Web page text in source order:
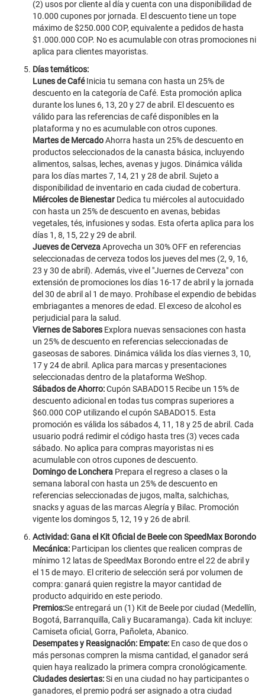
(2) usos por cliente al día y cuenta con una disponibilidad de
10.000 cupones por jornada. El descuento tiene un tope
máximo de $250.000 COP, equivalente a pedidos de hasta
$1.000.000 COP. No es acumulable con otras promociones ni
aplica para clientes mayoristas.
Días temáticos:
Lunes de CaféInicia tu semana con hasta un 25% de
descuento en la categoría de Café. Esta promoción aplica
durante los lunes 6, 13, 20 y 27 de abril. El descuento es
válido para las referencias de café disponibles en la
plataforma y no es acumulable con otros cupones.
Martes de MercadoAhorra hasta un 25% de descuento en
productos seleccionados de la canasta básica, incluyendo
alimentos, salsas, leches, avenas y jugos. Dinámica válida
para los días martes 7, 14, 21 y 28 de abril. Sujeto a
disponibilidad de inventario en cada ciudad de cobertura.
Miércoles de Bienestar Dedica tu miércoles al autocuidado
con hasta un 25% de descuento en avenas, bebidas
vegetales, tés, infusiones y sodas. Esta oferta aplica para los
días 1, 8, 15, 22 y 29 de abril.
Jueves de CervezaAprovecha un 30% OFF en referencias
seleccionadas de cerveza todos los jueves del mes (2, 9, 16,
23 y 30 de abril). Además, vive el "Juernes de Cerveza" con
extensión de promociones los días 16-17 de abril y la jornada
del 30 de abril al 1 de mayo. Prohíbase el expendio de bebidas
embriagantes a menores de edad. El exceso de alcohol es
perjudicial para la salud.
Viernes de Sabores Explora nuevas sensaciones con hasta
un 25% de descuento en referencias seleccionadas de
gaseosas de sabores. Dinámica válida los días viernes 3, 10,
17 y 24 de abril. Aplica para marcas y presentaciones
seleccionadas dentro de la plataforma WeShop.
Sábados de Ahorro:Cupón SABADO15 Recibe un 15% de
descuento adicional en todas tus compras superiores a
$60.000 COP utilizando el cupón SABADO15. Esta
promoción es válida los sábados 4, 11, 18 y 25 de abril. Cada
usuario podrá redimir el código hasta tres (3) veces cada
sábado. No aplica para compras mayoristas ni es
acumulable con otros cupones de descuento.
Domingo de Lonchera Prepara el regreso a clases o la
semana laboral con hasta un 25% de descuento en
referencias seleccionadas de jugos, malta, salchichas,
snacks y aguas de las marcas Alegría y Bilac. Promoción
vigente los domingos 5, 12, 19 y 26 de abril.
Actividad: Gana el Kit Oficial de Beele con SpeedMax Borondo
Mecánica: Participan los clientes que realicen compras de
mínimo 12 latas de SpeedMax Borondo entre el 22 de abril y
el 15 de mayo. El criterio de selección será por volumen de
compra: ganará quien registre la mayor cantidad de
producto adquirido en este periodo.
Premios:Se entregará un (1) Kit de Beele por ciudad (Medellín,
Bogotá, Barranquilla, Cali y Bucaramanga). Cada kit incluye:
Camiseta oficial, Gorra, Pañoleta, Abanico.
Desempates y Reasignación: Empate: En caso de que dos o
más personas compren la misma cantidad, el ganador será
quien haya realizado la primera compra cronológicamente.
Ciudades desiertas:Si en una ciudad no hay participantes o
ganadores, el premio podrá ser asignado a otra ciudad